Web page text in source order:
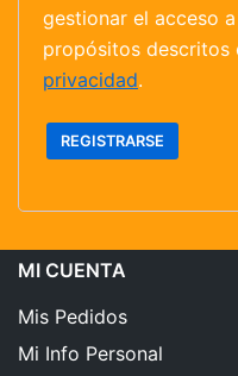
gestionar el acceso
propósitos descritos
privacidad.
REGISTRARSE
MI CUENTA
Mis Pedidos
Mi Info Personal